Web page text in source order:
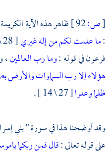
[ص: ظاهر هذه الآية
:ما علمت لكم من إله غيري[ 28 \ 38 ] وقوله :
فرعونفي قوله :وما رب العالمين،
هؤلاء إلا رب السماوات والأرض
ظلما وعلوا[ 27 \ 14 ] .
وقد أوضحنا هذا في سورة " بني
على قوله تعالى :قال فمن ربكما